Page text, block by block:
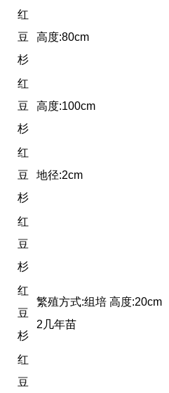
红
豆
杉
高度:80cm
红
豆
杉
高度:100cm
红
豆
杉
地径:2cm
红
豆
杉
红
豆
杉
繁殖方式:组培 高度:20cm
2几年苗
红
豆